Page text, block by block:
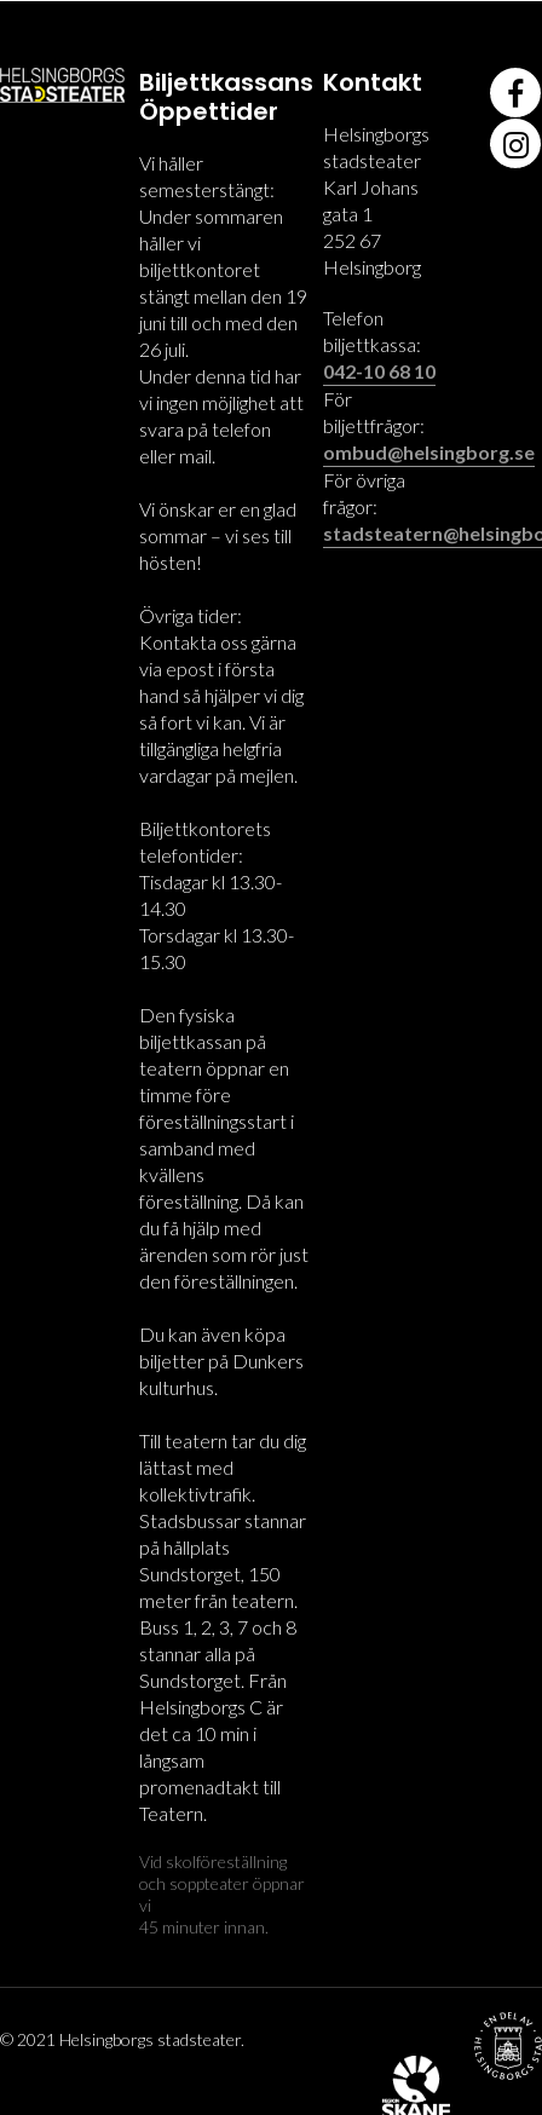
Biljettkassans
Öppettider
Vi håller
semesterstängt:
Under sommaren
håller vi
biljettkontoret
stängt mellan den 19
juni till och med den
26 juli.
Under denna tid har
vi ingen möjlighet att
svara på telefon
eller mail.
Vi önskar er en glad
sommar – vi ses till
hösten!
Övriga tider:
Kontakta oss gärna
via epost i första
hand så hjälper vi dig
så fort vi kan. Vi är
tillgängliga helgfria
vardagar på mejlen.
Biljettkontorets
telefontider:
Tisdagar kl 13.30-
14.30
Torsdagar kl 13.30-
15.30
Den fysiska
biljettkassan på
teatern öppnar en
timme före
föreställningsstart i
samband med
kvällens
föreställning. Då kan
du få hjälp med
ärenden som rör just
den föreställningen.
Du kan även köpa
biljetter på Dunkers
kulturhus.
Till teatern tar du dig
lättast med
kollektivtrafik.
Stadsbussar stannar
på hållplats
Sundstorget, 150
meter från teatern.
Buss 1, 2, 3, 7 och 8
stannar alla på
Sundstorget. Från
Helsingborgs C är
det ca 10 min i
långsam
promenadtakt till
Teatern.
Vid skolföreställning
och soppteater öppnar
vi
45 minuter innan.
Kontakt
Helsingborgs
stadsteater
Karl Johans
gata 1
252 67
Helsingborg
Telefon
biljettkassa:
042-10 68 10
För
biljettfrågor:
ombud@helsingborg.se
För övriga
frågor:
© 2021 Helsingborgs stadsteater.